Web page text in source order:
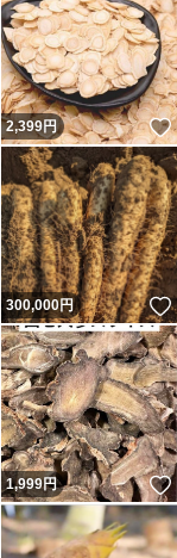
いいね！
2,399円
いいね！
300,000円
いいね！
1,999円